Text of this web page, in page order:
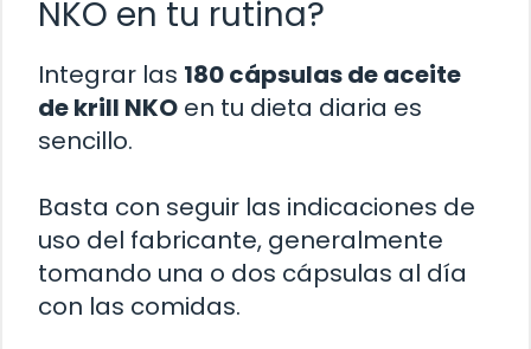
NKO en tu rutina?
Integrar las 180 cápsulas de aceite
de krill NKO en tu dieta diaria es
sencillo.
Basta con seguir las indicaciones de
uso del fabricante, generalmente
tomando una o dos cápsulas al día
con las comidas.